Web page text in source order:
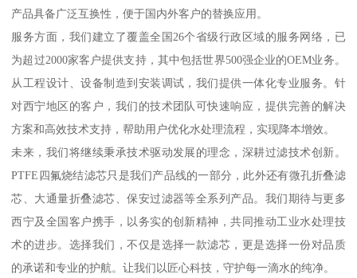
产品具备广泛互换性，便于国内外客户的替换应用。
服务方面，我们建立了覆盖全国26个省级行政区域的服务网络，已
为超过2000家客户提供支持，其中包括世界500强企业的OEM业务。
从工程设计、设备制造到安装调试，我们提供一体化专业服务。针
对西宁地区的客户，我们的技术团队可快速响应，提供完善的解决
方案和高效技术支持，帮助用户优化水处理流程，实现降本增效。
未来，我们将继续秉承技术驱动发展的理念，深耕过滤技术创新。
PTFE四氟烧结滤芯只是我们产品线的一部分，此外还有微孔折叠滤
芯、大通量折叠滤芯、保安过滤器等全系列产品。我们期待与更多
西宁及全国客户携手，以务实的创新精神，共同推动工业水处理技
术的进步。选择我们，不仅是选择一款滤芯，更是选择一份对品质
的承诺和专业的护航。让我们以匠心科技，守护每一滴水的纯净。